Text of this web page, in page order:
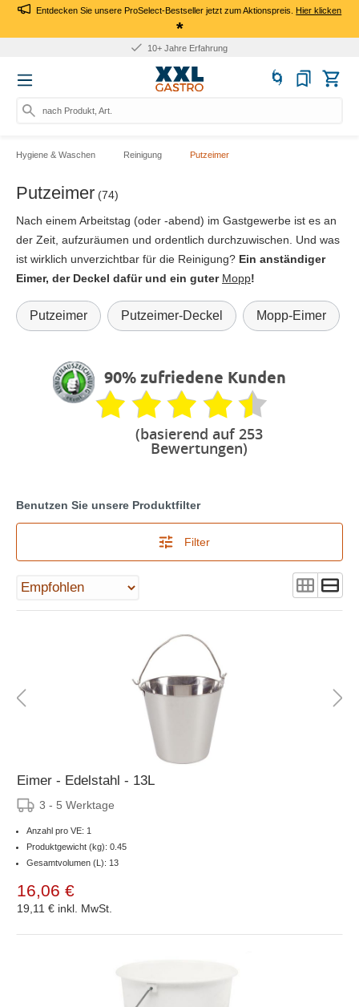
Entdecken Sie unsere ProSelect-Bestseller jetzt zum Aktionspreis.Hier klicken
*
10+ Jahre Erfahrung
nach Produkt, Art.-Nr., Mar
Hygiene & Waschen Reinigung Putzeimer
Putzeimer (74)
Nach einem Arbeitstag (oder -abend) im Gastgewerbe ist es an
der Zeit, aufzuräumen und ordentlich durchzuwischen. Und was
ist wirklich unverzichtbar für die Reinigung? Ein anständiger
Eimer, der Deckel dafür und ein guter Mopp!
Putzeimer Putzeimer-Deckel Mopp-Eimer
90% zufriedene Kunden
(basierend auf 253
Bewertungen)
Benutzen Sie unsere Produktfilter
Filter
Eimer - Edelstahl - 13L
3 - 5 Werktage
Anzahl pro VE: 1
Produktgewicht (kg): 0.45
Gesamtvolumen (L): 13
16,06 €
19,11 € inkl. MwSt.